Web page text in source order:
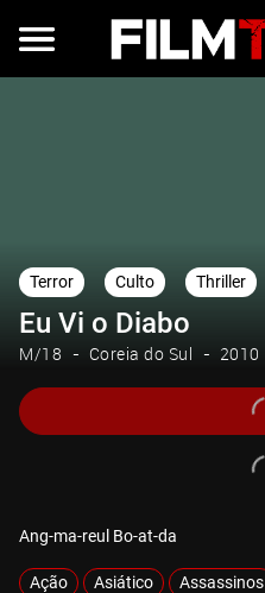
Terror Culto Thriller
Eu Vi o Diabo
M/18 Coreia do Sul 2010
Ang-ma-reul Bo-at-da
Ação Asiático Assassinos